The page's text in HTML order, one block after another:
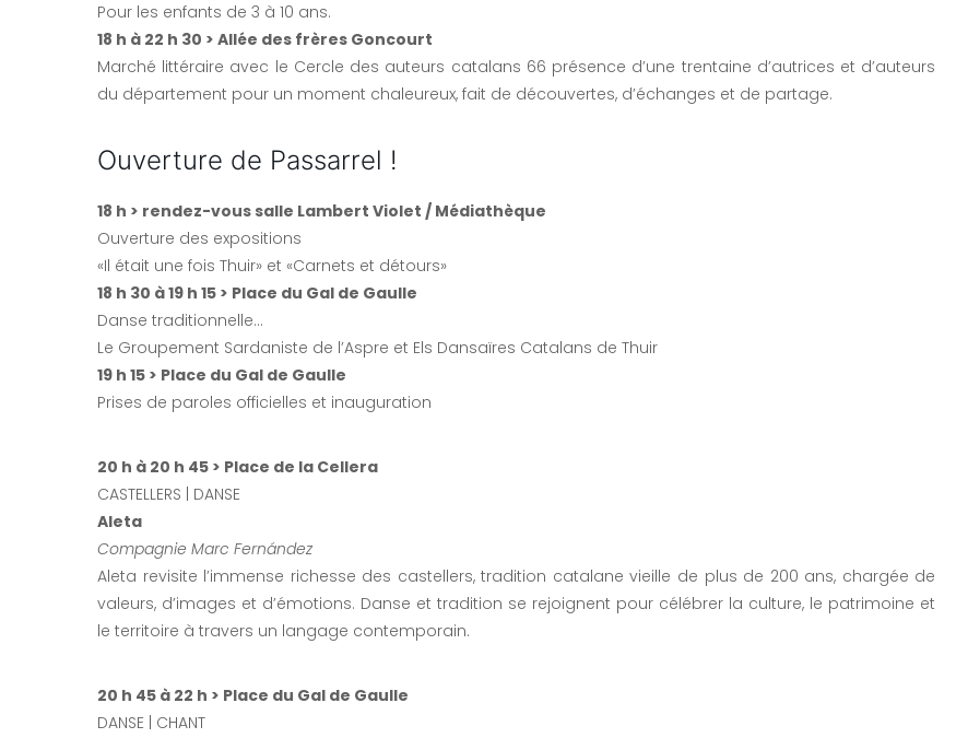
Pour les enfants de 3 à 10 ans.
18 h à 22 h 30 > Allée des frères Goncourt
Marché littéraire avec le Cercle des auteurs catalans 66 présence d’une trentaine d’autrices et d’auteurs
du département pour un moment chaleureux, fait de découvertes, d’échanges et de partage.
Ouverture de Passarrel !
18 h > rendez-vous salle Lambert Violet / Médiathèque
Ouverture des expositions
«Il était une fois Thuir» et «Carnets et détours»
18 h 30 à 19 h 15 > Place du Gal de Gaulle
Danse traditionnelle…
Le Groupement Sardaniste de l’Aspre et Els Dansaïres Catalans de Thuir
19 h 15 > Place du Gal de Gaulle
Prises de paroles officielles et inauguration
20 h à 20 h 45 > Place de la Cellera
CASTELLERS | DANSE
Aleta
Compagnie Marc Fernández
Aleta revisite l’immense richesse des castellers, tradition catalane vieille de plus de 200 ans, chargée de
valeurs, d’images et d’émotions. Danse et tradition se rejoignent pour célébrer la culture, le patrimoine et
le territoire à travers un langage contemporain.
20 h 45 à 22 h > Place du Gal de Gaulle
DANSE | CHANT